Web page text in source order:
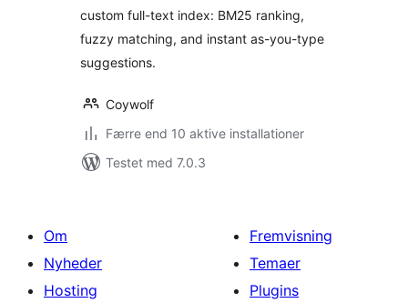
custom full-text index: BM25 ranking,
fuzzy matching, and instant as-you-type
suggestions.
Coywolf
Færre end 10 aktive installationer
Testet med 7.0.3
Om
Nyheder
Hosting
Fremvisning
Temaer
Plugins